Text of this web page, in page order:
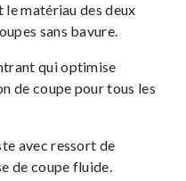
matériau des deux
sans bavure.
qui optimise
de coupe pour tous les
avec ressort de
de coupe fluide.